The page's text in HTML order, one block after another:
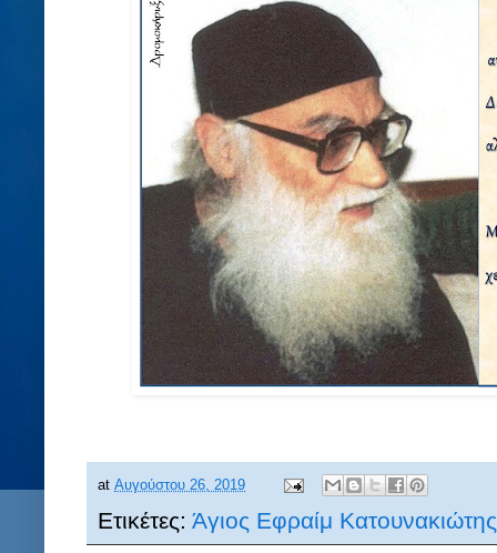
at Αυγούστου 26, 2019
Ετικέτες: Άγιος Εφραίμ Κατουνακιώτης